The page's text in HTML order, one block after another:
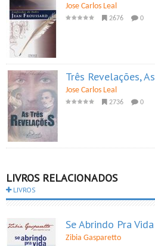
Jose Carlos Leal
2676 0
Três Revelações, As
Jose Carlos Leal
2736 0
LIVROS RELACIONADOS
LIVROS
Se Abrindo Pra Vida
Zibia Gasparetto